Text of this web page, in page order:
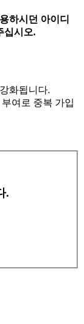
하시던 아이디
십시오.
화됩니다.
여로 중복 가입
.